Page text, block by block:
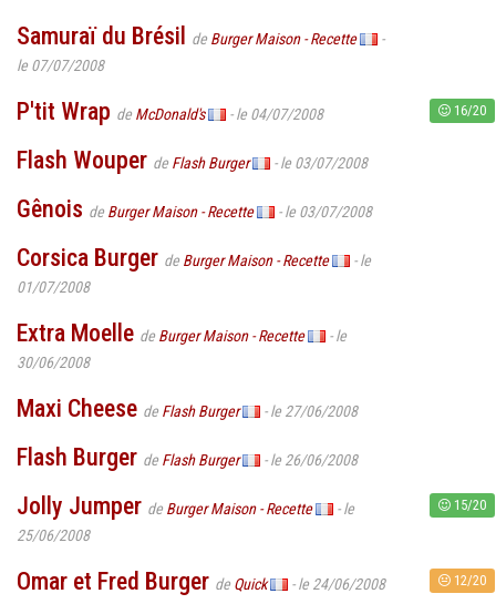
Samuraï du Brésil de Burger Maison - Recette
-
le 07/07/2008
P'tit Wrap de McDonald's - le 04/07/2008 16/20
Flash Wouper de Flash Burger - le 03/07/2008
Gênois de Burger Maison - Recette - le 03/07/2008
Corsica Burger de Burger Maison - Recette
- le
01/07/2008
Extra Moelle de Burger Maison - Recette
- le
30/06/2008
Maxi Cheese de Flash Burger - le 27/06/2008
Flash Burger de Flash Burger - le 26/06/2008
Jolly Jumper de Burger Maison - Recette
- le
25/06/2008
15/20
Omar et Fred Burger de Quick - le 24/06/2008 12/20